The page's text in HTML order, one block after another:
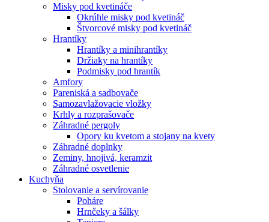
Misky pod kvetináče
Okrúhle misky pod kvetináč
Štvorcové misky pod kvetináč
Hrantíky
Hrantíky a minihrantíky
Držiaky na hrantíky
Podmisky pod hrantík
Amfory
Pareniská a sadbovače
Samozavlažovacie vložky
Krhly a rozprašovače
Záhradné pergoly
Opory ku kvetom a stojany na kvety
Záhradné doplnky
Zeminy, hnojivá, keramzit
Záhradné osvetlenie
Kuchyňa
Stolovanie a servírovanie
Poháre
Hrnčeky a šálky